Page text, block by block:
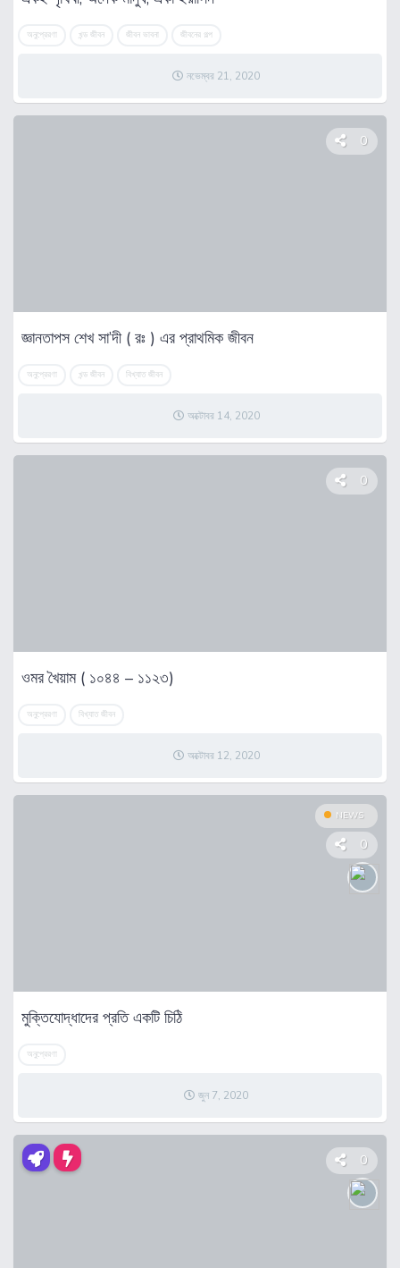
অনুপ্রেরণা খন্ড জীবন জীবন ভাবনা জীবনের গল্প
নভেম্বর 21, 2020
0
জ্ঞানতাপস শেখ সা’দী ( রঃ ) এর প্রাথমিক জীবন
অনুপ্রেরণা খন্ড জীবন বিখ্যাত জীবন
অক্টোবর 14, 2020
0
ওমর খৈয়াম ( ১০৪৪ – ১১২৩)
অনুপ্রেরণা বিখ্যাত জীবন
অক্টোবর 12, 2020
NEWS
0
মুক্তিযোদ্ধাদের প্রতি একটি চিঠি
অনুপ্রেরণা
জুন 7, 2020
0